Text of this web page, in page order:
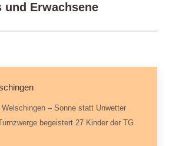
Beitrag:
und Erwachsene
– Sonne statt Unwetter
begeistert 27 Kinder der TG